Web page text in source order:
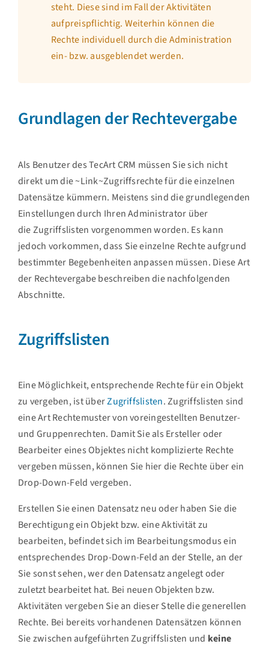
steht. Diese sind im Fall der Aktivitäten
aufpreispflichtig. Weiterhin können die
Rechte individuell durch die Administration
ein- bzw. ausgeblendet werden.
Grundlagen der Rechtevergabe
Als Benutzer des TecArt CRM müssen Sie sich nicht
direkt um die ~Link~Zugriffsrechte für die einzelnen
Datensätze kümmern. Meistens sind die grundlegenden
Einstellungen durch Ihren Administrator über
die Zugriffslisten vorgenommen worden. Es kann
jedoch vorkommen, dass Sie einzelne Rechte aufgrund
bestimmter Begebenheiten anpassen müssen. Diese Art
der Rechtevergabe beschreiben die nachfolgenden
Abschnitte.
Zugriffslisten
Eine Möglichkeit, entsprechende Rechte für ein Objekt
zu vergeben, ist überZugriffslisten. Zugriffslisten sind
eine Art Rechtemuster von voreingestellten Benutzer-
und Gruppenrechten. Damit Sie als Ersteller oder
Bearbeiter eines Objektes nicht komplizierte Rechte
vergeben müssen, können Sie hier die Rechte über ein
Drop-Down-Feld vergeben.
Erstellen Sie einen Datensatz neu oder haben Sie die
Berechtigung ein Objekt bzw. eine Aktivität zu
bearbeiten, befindet sich im Bearbeitungsmodus ein
entsprechendes Drop-Down-Feld an der Stelle, an der
Sie sonst sehen, wer den Datensatz angelegt oder
zuletzt bearbeitet hat. Bei neuen Objekten bzw.
Aktivitäten vergeben Sie an dieser Stelle die generellen
Rechte. Bei bereits vorhandenen Datensätzen können
Sie zwischen aufgeführten Zugriffslisten und keine